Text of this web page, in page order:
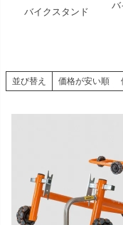
バイクスタンド
バ
並び替え 価格が安い順